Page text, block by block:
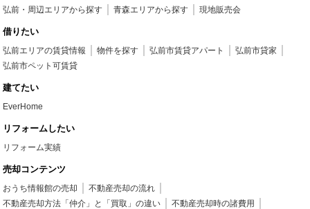
弘前・周辺エリアから探す
青森エリアから探す 現地販売会
借りたい
弘前エリアの賃貸情報 物件を探す 弘前市賃貸アパート
弘前市貸家
弘前市ペット可賃貸
建てたい
EverHome
リフォームしたい
リフォーム実績
売却コンテンツ
おうち情報館の売却
不動産売却の流れ
不動産売却方法「仲介」と「買取」の違い
不動産売却時の諸費用